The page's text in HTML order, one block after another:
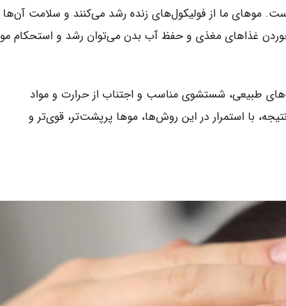
موهای ما از فولیکول‌های زنده رشد می‌کنند و سلامت آن‌ها
خوردن غذاهای مغذی و حفظ آب بدن می‌توان رشد و استحکام مو
طبیعی، شستشوی مناسب و اجتناب از حرارت و مواد
با استمرار در این روش‌ها، موها پرپشت‌تر، قوی‌تر و